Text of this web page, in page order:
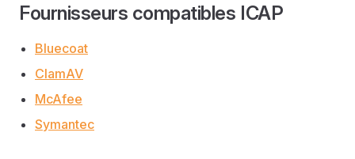
Fournisseurs compatibles ICAP
Bluecoat
ClamAV
McAfee
Symantec